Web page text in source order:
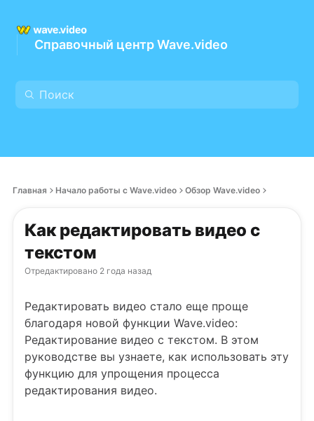
Справочный центр Wave.video
Главная Начало работы с Wave.video Обзор Wave.video
Как редактировать видео с
текстом
Отредактировано 2 года назад
Редактировать видео стало еще проще
благодаря новой функции Wave.video:
Редактирование видео с текстом. В этом
руководстве вы узнаете, как использовать эту
функцию для упрощения процесса
редактирования видео.